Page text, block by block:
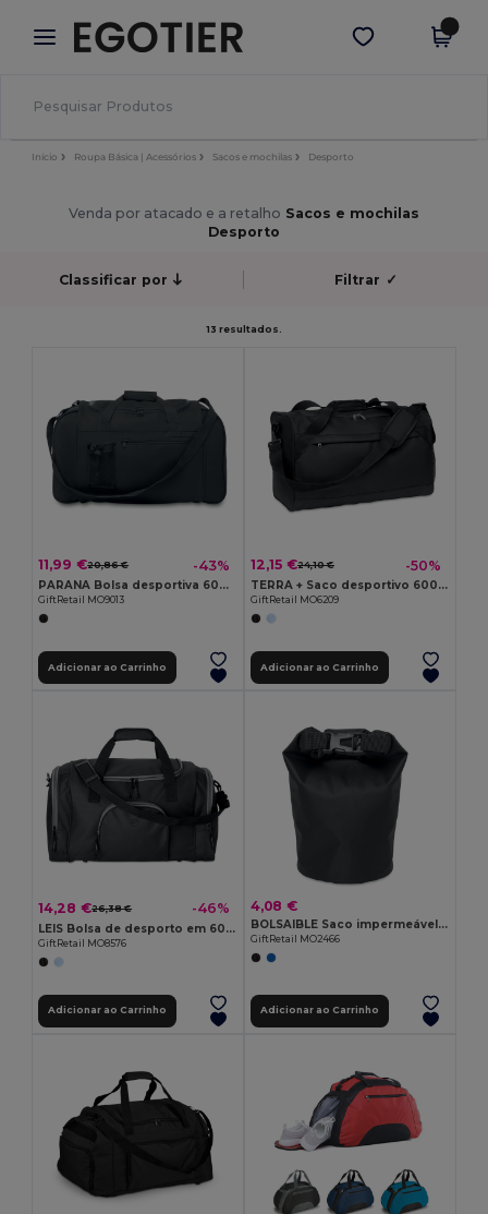
× App Egotier
Melhores preços na app!
Obter app
Início Roupa Básica | Acessórios Sacos e mochilas Desporto
Venda por atacado e a retalho Sacos e mochilas
Desporto
Classificar por Filtrar ✓
13 resultados.
11,99 €20,86 € -43%
PARANA Bolsa desportiva 600D
GiftRetail MO9013
Adicionar ao Carrinho
12,15 €24,10 € -50%
TERRA + Saco desportivo 600D RPET
GiftRetail MO6209
Adicionar ao Carrinho
14,28 €26,38 € -46%
LEIS Bolsa de desporto em 600D
GiftRetail MO8576
Adicionar ao Carrinho
4,08 €
BOLSAIBLE Saco impermeável 210T RPET 1,5L
GiftRetail MO2466
Adicionar ao Carrinho